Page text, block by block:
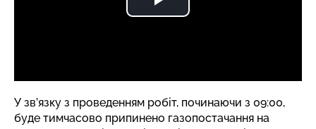
У зв’язку з проведенням робіт, починаючи з 09:00,
буде тимчасово припинено газопостачання на